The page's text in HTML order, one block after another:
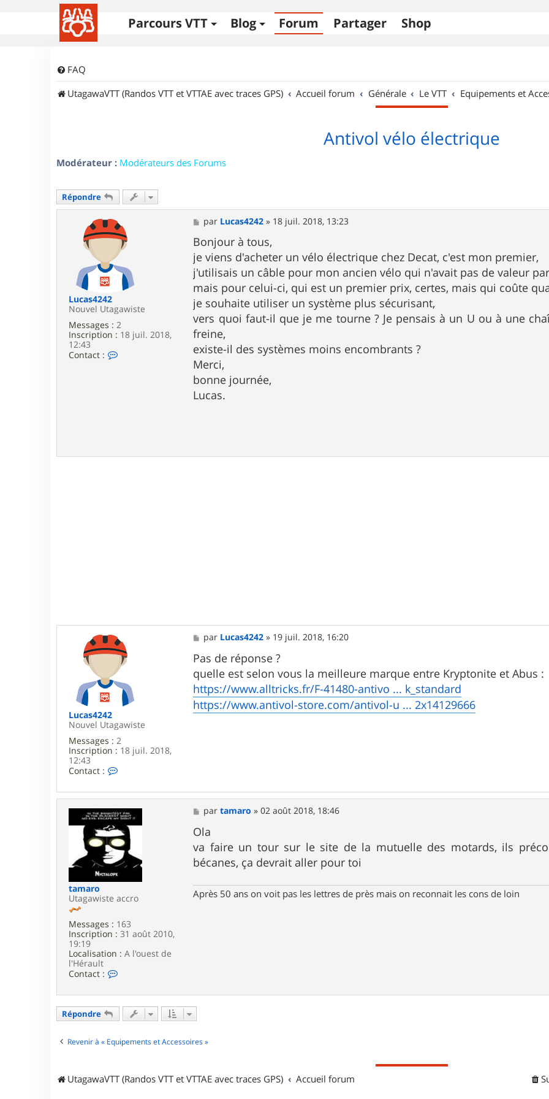
Parcours VTT Blog Forum Partager Shop
FAQ
UtagawaVTT (Randos VTT et VTTAE avec traces GPS)
Accueil forum Générale Le VTT Equipements et
Antivol vélo électrique
Modérateur : Modérateurs des Forums
Répondre
Lucas4242
Nouvel Utagawiste
Messages : 2
Inscription : 18 juil. 2018,
12:43
Contact :
M
e
s
s
a
g
e
par Lucas4242 » 18 juil. 2018, 13:23
Bonjour à tous,
je viens d'acheter un vélo électrique chez Decat, c'est mon premier,
j'utilisais un câble pour mon ancien vélo qui n'avait pas de valeur
mais pour celui-ci, qui est un premier prix, certes, mais qui coûte
je souhaite utiliser un système plus sécurisant,
vers quoi faut-il que je me tourne ? Je pensais à un U ou à une
freine,
existe-il des systèmes moins encombrants ?
Merci,
bonne journée,
Lucas.
Lucas4242
Nouvel Utagawiste
Messages : 2
Inscription : 18 juil. 2018,
12:43
Contact :
n
t
a
c
t
e
r
L
u
s
4
2
M
e
s
s
a
g
e
par Lucas4242 » 19 juil. 2018, 16:20
Pas de réponse ?
quelle est selon vous la meilleure marque entre Kryptonite et Abus :
https://www.alltricks.fr/F-41480-antivo ... k_standard
https://www.antivol-store.com/antivol-u ... 2x14129666
tamaro
Utagawiste accro
Messages : 163
Inscription : 31 août 2010,
19:19
Localisation : A l'ouest de
l'Hérault
Contact :
c
e
m
M
e
s
s
a
g
e
partamaro »02 août 2018, 18:46
Ola
va faire un tour sur le site de la mutuelle des motards, ils
bécanes, ça devrait aller pour toi
Après 50 ans on voit pas les lettres de près mais on reconnait les cons de loin
Répondre
Revenir à « Equipements et Accessoires »
UtagawaVTT (Randos VTT et VTTAE avec traces GPS) Accueil forum